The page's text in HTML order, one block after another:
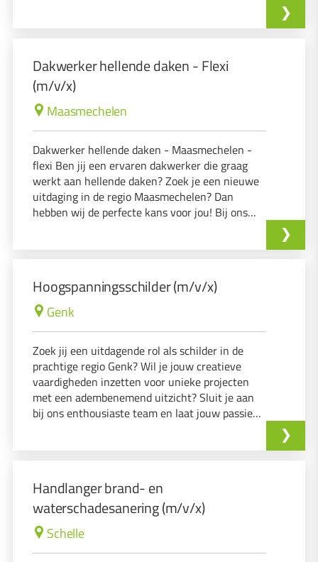
Dakwerker hellende daken - Flexi
(m/v/x)
Maasmechelen
Dakwerker hellende daken - Maasmechelen -
flexi Ben jij een ervaren dakwerker die graag
werkt aan hellende daken? Zoek je een nieuwe
uitdaging in de regio Maasmechelen? Dan
hebben wij de perfecte kans voor jou! Bij ons
Hoogspanningsschilder (m/v/x)
Genk
Zoek jij een uitdagende rol als schilder in de
prachtige regio Genk? Wil je jouw creatieve
vaardigheden inzetten voor unieke projecten
met een adembenemend uitzicht? Sluit je aan
bij ons enthousiaste team en laat jouw passie
Handlanger brand- en
waterschadesanering (m/v/x)
Schelle